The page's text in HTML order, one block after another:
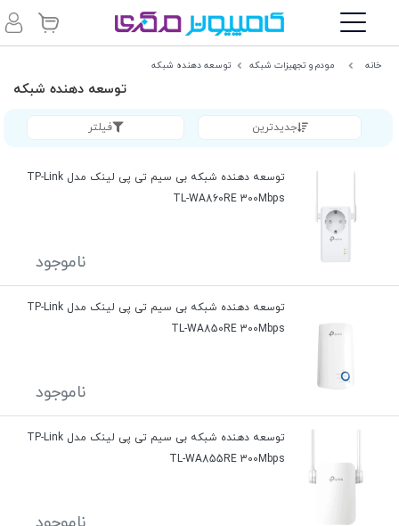
خانه مودم و تجهیزات شبکه توسعه دهنده شبکه
توسعه دهنده شبکه
جدیدترین فیلتر
توسعه دهنده شبکه بی سیم تی پی لینک مدل TP-Link
TL-WA860RE 300Mbps
ناموجود
توسعه دهنده شبکه بی سیم تی پی لینک مدل TP-Link
TL-WA850RE 300Mbps
ناموجود
توسعه دهنده شبکه بی سیم تی پی لینک مدل TP-Link
TL-WA855RE 300Mbps